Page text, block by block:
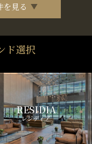
を見る
ド選択
RESIDIA
レジディア